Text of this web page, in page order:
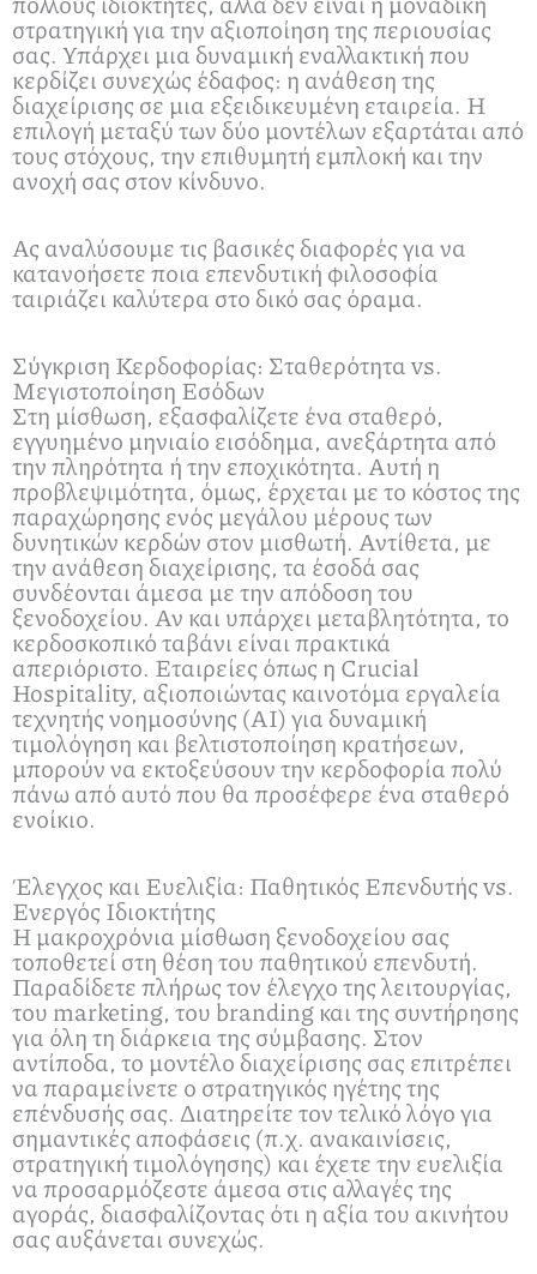
στρατηγική για την αξιοποίηση της περιουσίας
σας. Υπάρχει μια δυναμική εναλλακτική που
κερδίζει συνεχώς έδαφος: η ανάθεση της
διαχείρισης σε μια εξειδικευμένη εταιρεία. Η
επιλογή μεταξύ των δύο μοντέλων εξαρτάται από
τους στόχους, την επιθυμητή εμπλοκή και την
ανοχή σας στον κίνδυνο.
Ας αναλύσουμε τις βασικές διαφορές για να
κατανοήσετε ποια επενδυτική φιλοσοφία
ταιριάζει καλύτερα στο δικό σας όραμα.
Σύγκριση Κερδοφορίας: Σταθερότητα vs.
Μεγιστοποίηση Εσόδων
Στη μίσθωση, εξασφαλίζετε ένα σταθερό,
εγγυημένο μηνιαίο εισόδημα, ανεξάρτητα από
την πληρότητα ή την εποχικότητα. Αυτή η
προβλεψιμότητα, όμως, έρχεται με το κόστος της
παραχώρησης ενός μεγάλου μέρους των
δυνητικών κερδών στον μισθωτή. Αντίθετα, με
την ανάθεση διαχείρισης, τα έσοδά σας
συνδέονται άμεσα με την απόδοση του
ξενοδοχείου. Αν και υπάρχει μεταβλητότητα, το
κερδοσκοπικό ταβάνι είναι πρακτικά
απεριόριστο. Εταιρείες όπως η Crucial
Hospitality, αξιοποιώντας καινοτόμα εργαλεία
τεχνητής νοημοσύνης (AI) για δυναμική
τιμολόγηση και βελτιστοποίηση κρατήσεων,
μπορούν να εκτοξεύσουν την κερδοφορία πολύ
πάνω από αυτό που θα προσέφερε ένα σταθερό
ενοίκιο.
Έλεγχος και Ευελιξία: Παθητικός Επενδυτής vs.
Ενεργός Ιδιοκτήτης
Η μακροχρόνια μίσθωση ξενοδοχείου σας
τοποθετεί στη θέση του παθητικού επενδυτή.
Παραδίδετε πλήρως τον έλεγχο της λειτουργίας,
του marketing, του branding και της συντήρησης
για όλη τη διάρκεια της σύμβασης. Στον
αντίποδα, το μοντέλο διαχείρισης σας επιτρέπει
να παραμείνετε ο στρατηγικός ηγέτης της
επένδυσής σας. Διατηρείτε τον τελικό λόγο για
σημαντικές αποφάσεις (π.χ. ανακαινίσεις,
στρατηγική τιμολόγησης) και έχετε την ευελιξία
να προσαρμόζεστε άμεσα στις αλλαγές της
αγοράς, διασφαλίζοντας ότι η αξία του ακινήτου
σας αυξάνεται συνεχώς.